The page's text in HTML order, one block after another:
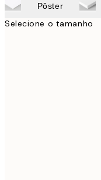
Pôster
Selecione o tamanho